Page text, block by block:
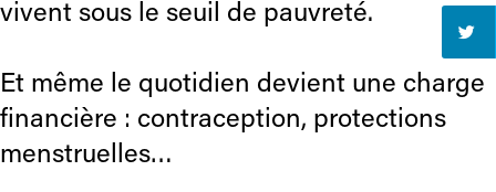
vivent sous le seuil de pauvreté.
Et même le quotidien devient une charge
financière : contraception, protections
menstruelles…